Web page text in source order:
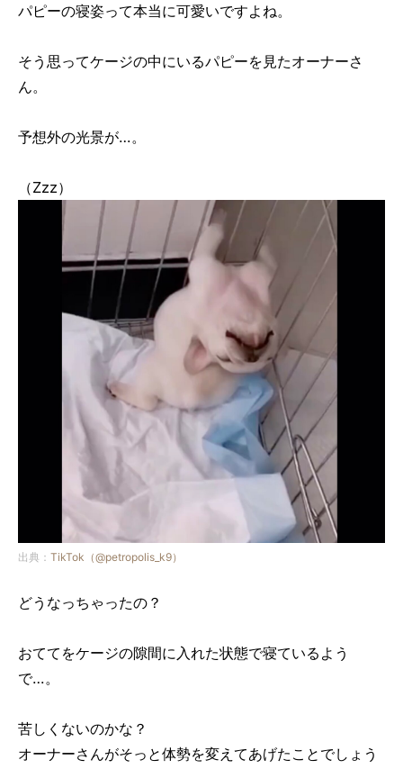
パピーの寝姿って本当に可愛いですよね。
そう思ってケージの中にいるパピーを見たオーナーさ
ん。
予想外の光景が…。
（Zzz）
出典： TikTok（@petropolis_k9）
どうなっちゃったの？
おててをケージの隙間に入れた状態で寝ているよう
で…。
苦しくないのかな？
オーナーさんがそっと体勢を変えてあげたことでしょう